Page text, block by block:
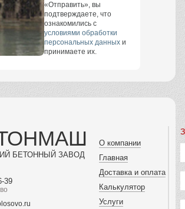
«Отправить», вы
подтверждаете, что
ознакомились с
условиями обработки
персональных данных и
принимаете их.
БЕТОННЫЙ ЗАВОД
39
О компании
Главная
Доставка и оплата
Калькулятор
Услуги